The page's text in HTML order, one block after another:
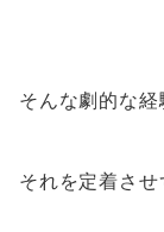
そんな劇的な
それを定着させ